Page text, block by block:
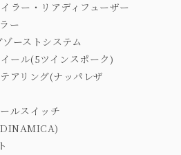
ラー・リアディフューザー
ー
ーストシステム
ール(5ツインスポーク)
アリング(ナッパレザ
ルスイッチ